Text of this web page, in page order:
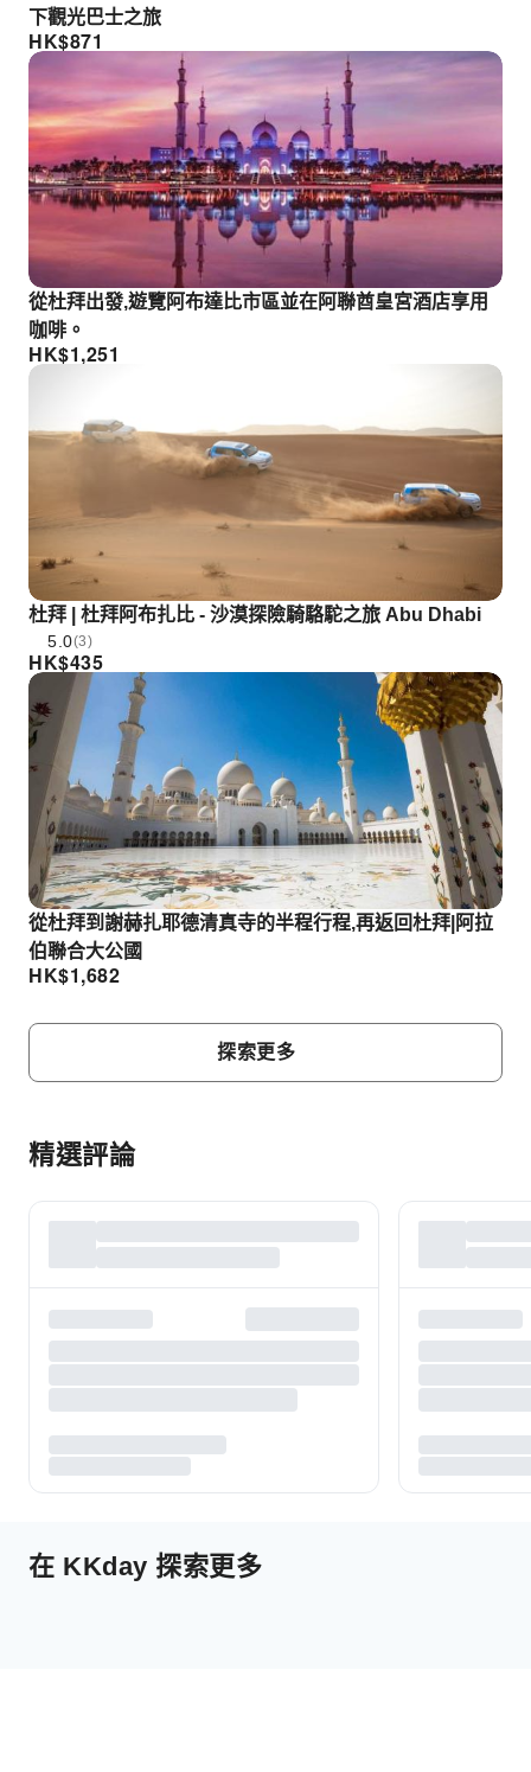
下觀光巴士之旅
HK$871
從杜拜出發,遊覽阿布達比市區並在阿聯酋皇宮酒店享用
咖啡。
HK$1,251
杜拜 | 杜拜阿布扎比 - 沙漠探險騎駱駝之旅 Abu Dhabi
5.0(3)
HK$435
從杜拜到謝赫扎耶德清真寺的半程行程,再返回杜拜|阿拉
伯聯合大公國
HK$1,682
探索更多
精選評論
在 KKday 探索更多